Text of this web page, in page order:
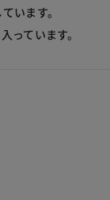
います。
っています。